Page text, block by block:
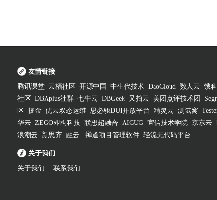
友情链接
腾讯课堂 云栖社区 开源中国 中生代技术 DaoCloud 数人云 饿
社区
DBAplus社群 七牛云 DBGeek 又拍云 美团点评技术团
区
掘金 优云双态运维 思必驰DUI开放平台 精灵云 测试窝
华云 ZEGO即构科技 联想超融合 AICUG 宜信技术学院 京东云
浪潮云
新思齐 融云 禅道项目管理软件 轻流无代码平台
关于我们
关于我们 联系我们